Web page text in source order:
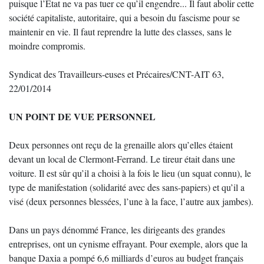
puisque l’État ne va pas tuer ce qu’il engendre... Il faut abolir cette
société capitaliste, autoritaire, qui a besoin du fascisme pour se
maintenir en vie. Il faut reprendre la lutte des classes, sans le
moindre compromis.
Syndicat des Travailleurs-euses et Précaires/CNT-AIT 63,
22/01/2014
UN POINT DE VUE PERSONNEL
Deux personnes ont reçu de la grenaille alors qu’elles étaient
devant un local de Clermont-Ferrand. Le tireur était dans une
voiture. Il est sûr qu’il a choisi à la fois le lieu (un squat connu), le
type de manifestation (solidarité avec des sans-papiers) et qu’il a
visé (deux personnes blessées, l’une à la face, l’autre aux jambes).
Dans un pays dénommé France, les dirigeants des grandes
entreprises, ont un cynisme effrayant. Pour exemple, alors que la
banque Daxia a pompé 6,6 milliards d’euros au budget français